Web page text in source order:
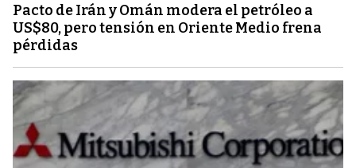
Pacto de Irán y Omán modera el petróleo a
US$80, pero tensión en Oriente Medio frena
pérdidas